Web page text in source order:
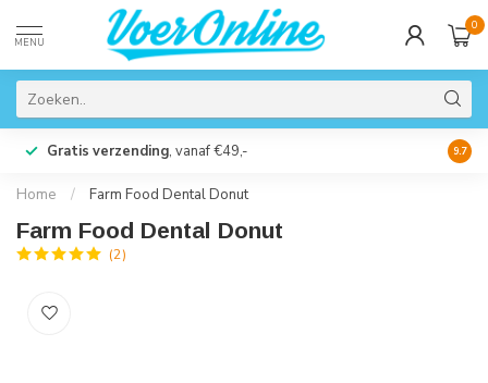
MENU
0
Gratis verzending, vanaf €49,- 9.7
Home / Farm Food Dental Donut
Farm Food Dental Donut
(2)